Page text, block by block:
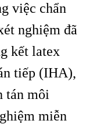
việc chẩn
nghiệm đã
kết latex
tiếp (IHA),
tán môi
miễn